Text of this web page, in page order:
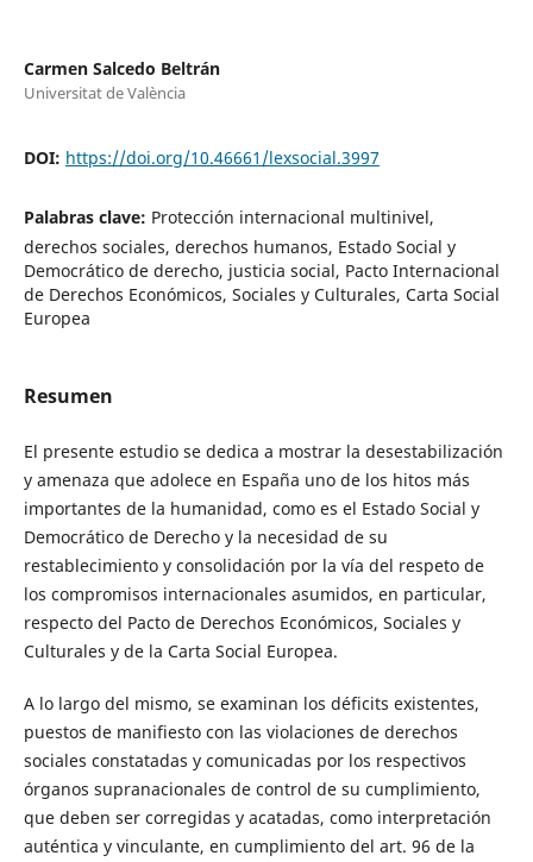
Carmen Salcedo Beltrán
Universitat de València
DOI: https://doi.org/10.46661/lexsocial.3997
Palabras clave: Protección internacional multinivel,
derechos sociales, derechos humanos, Estado Social y
Democrático de derecho, justicia social, Pacto Internacional
de Derechos Económicos, Sociales y Culturales, Carta Social
Europea
Resumen
El presente estudio se dedica a mostrar la desestabilización
y amenaza que adolece en España uno de los hitos más
importantes de la humanidad, como es el Estado Social y
Democrático de Derecho y la necesidad de su
restablecimiento y consolidación por la vía del respeto de
los compromisos internacionales asumidos, en particular,
respecto del Pacto de Derechos Económicos, Sociales y
Culturales y de la Carta Social Europea.
A lo largo del mismo, se examinan los déficits existentes,
puestos de manifiesto con las violaciones de derechos
sociales constatadas y comunicadas por los respectivos
órganos supranacionales de control de su cumplimiento,
que deben ser corregidas y acatadas, como interpretación
auténtica y vinculante, en cumplimiento del art. 96 de la